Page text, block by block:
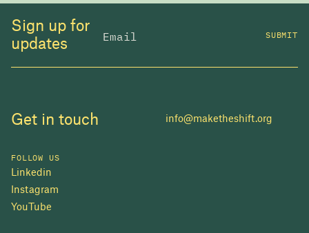
Sign up for
updates
SUBMIT
Get in touch info@maketheshift.org
FOLLOW US
Linkedin
Instagram
YouTube